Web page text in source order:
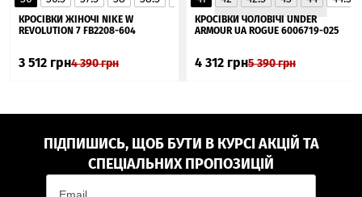
▲
КРОСІВКИ ЖІНОЧІ NIKE W
REVOLUTION 7 FB2208-604
3 512 грн4 390грн
КРОСІВКИ ЧОЛОВІЧІ UNDER
ARMOUR UA ROGUE 6006719-025
4 312 грн5 390грн
ПІДПИШИСЬ, ЩОБ БУТИ В КУРСІ АКЦІЙ ТА
СПЕЦІАЛЬНИХ ПРОПОЗИЦІЙ